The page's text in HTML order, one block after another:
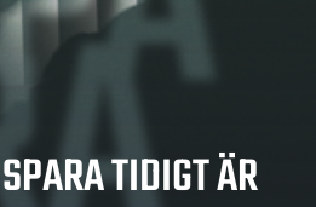
TIDIGT ÄR